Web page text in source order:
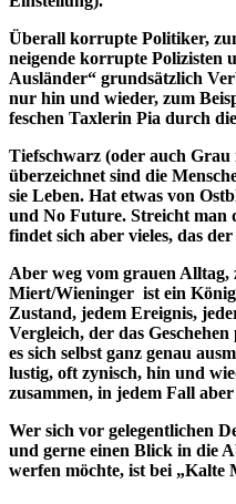
Überall korrupte Politiker,
neigende korrupte Polizisten
Ausländer“ grundsätzlich
nur hin und wieder, zum
feschen Taxlerin Pia durch
Tiefschwarz (oder auch
überzeichnet sind die
sie Leben. Hat etwas von
und No Future. Streicht man
findet sich aber vieles, das
Aber weg vom grauen
Miert/Wieninger ist ein
Zustand, jedem Ereignis,
Vergleich, der das
es sich selbst ganz genau
lustig, oft zynisch, hin und
zusammen, in jedem Fall
Wer sich vor gelegentlichen
und gerne einen Blick in die
werfen möchte, ist bei „Kalte